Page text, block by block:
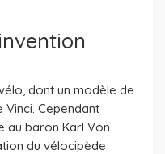
dont un modèle de
Cependant
au baron Karl Von
du vélocipède